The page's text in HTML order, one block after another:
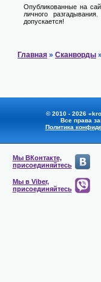
Опубликованные на
личного
допускается!
Главная » Сканворды
© 2010 - 2026
Все права
Политика
Мы ВКонтакте,
присоединяйтесь
Мы в Viber,
присоединяйтесь